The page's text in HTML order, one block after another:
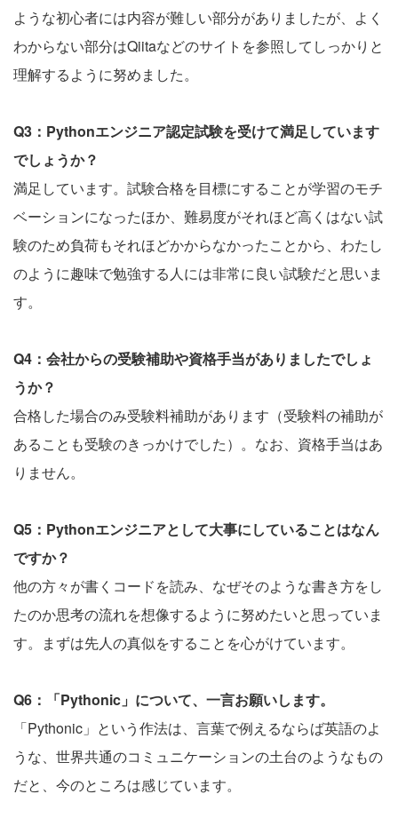
ような初心者には内容が難しい部分がありましたが、よく
わからない部分はQiitaなどのサイトを参照してしっかりと
理解するように努めました。
Q3：Pythonエンジニア認定試験を受けて満足しています
でしょうか？
満足しています。試験合格を目標にすることが学習のモチ
ベーションになったほか、難易度がそれほど高くはない試
験のため負荷もそれほどかからなかったことから、わたし
のように趣味で勉強する人には非常に良い試験だと思いま
す。
Q4：会社からの受験補助や資格手当がありましたでしょ
うか？
合格した場合のみ受験料補助があります（受験料の補助が
あることも受験のきっかけでした）。なお、資格手当はあ
りません。
Q5：Pythonエンジニアとして大事にしていることはなん
ですか？
他の方々が書くコードを読み、なぜそのような書き方をし
たのか思考の流れを想像するように努めたいと思っていま
す。まずは先人の真似をすることを心がけています。
Q6：「Pythonic」について、一言お願いします。
「Pythonic」という作法は、言葉で例えるならば英語のよ
うな、世界共通のコミュニケーションの土台のようなもの
だと、今のところは感じています。